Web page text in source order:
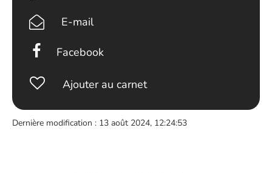
E-mail
Facebook
Ajouter au carnet
Dernière modification : 13 août 2024, 12:24:53